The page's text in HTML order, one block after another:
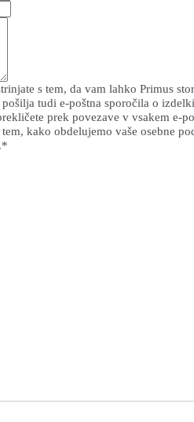
s tem, da vam lahko Primus
tudi e-poštna sporočila o
prek povezave v vsakem e-
kako obdelujemo vaše osebne
*